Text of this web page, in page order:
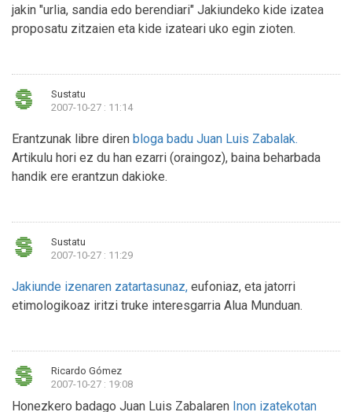
jakin "urlia, sandia edo berendiari" Jakiundeko kide izatea
proposatu zitzaien eta kide izateari uko egin zioten.
Sustatu
2007-10-27 : 11:14
Erantzunak libre diren bloga badu Juan Luis Zabalak.
Artikulu hori ez du han ezarri (oraingoz), baina beharbada
handik ere erantzun dakioke.
Sustatu
2007-10-27 : 11:29
Jakiunde izenaren zatartasunaz, eufoniaz, eta jatorri
etimologikoaz iritzi truke interesgarria Alua Munduan.
Ricardo Gómez
2007-10-27 : 19:08
Honezkero badago Juan Luis Zabalaren Inon izatekotan